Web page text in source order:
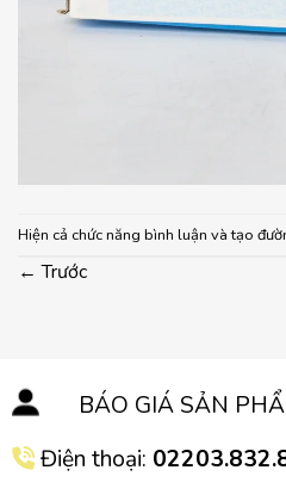
Hiện cả chức năng bình luận và tạo
← Trước
BÁO GIÁ SẢN
Điện thoại: